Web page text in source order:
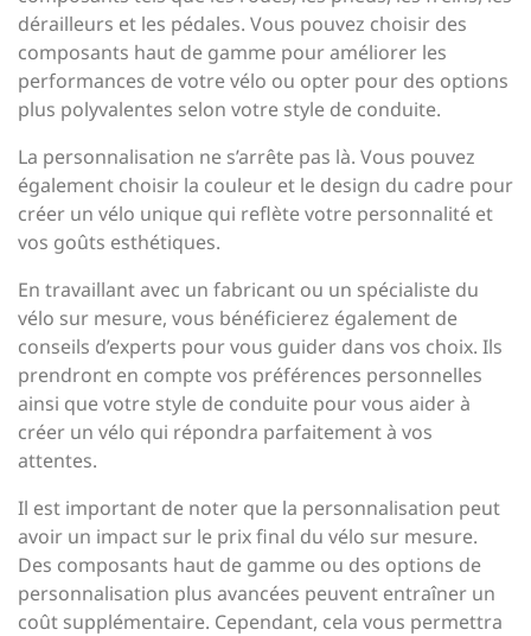
dérailleurs et les pédales. Vous pouvez choisir des
composants haut de gamme pour améliorer les
performances de votre vélo ou opter pour des options
plus polyvalentes selon votre style de conduite.
La personnalisation ne s’arrête pas là. Vous pouvez
également choisir la couleur et le design du cadre pour
créer un vélo unique qui reflète votre personnalité et
vos goûts esthétiques.
En travaillant avec un fabricant ou un spécialiste du
vélo sur mesure, vous bénéficierez également de
conseils d’experts pour vous guider dans vos choix. Ils
prendront en compte vos préférences personnelles
ainsi que votre style de conduite pour vous aider à
créer un vélo qui répondra parfaitement à vos
attentes.
Il est important de noter que la personnalisation peut
avoir un impact sur le prix final du vélo sur mesure.
Des composants haut de gamme ou des options de
personnalisation plus avancées peuvent entraîner un
coût supplémentaire. Cependant, cela vous permettra